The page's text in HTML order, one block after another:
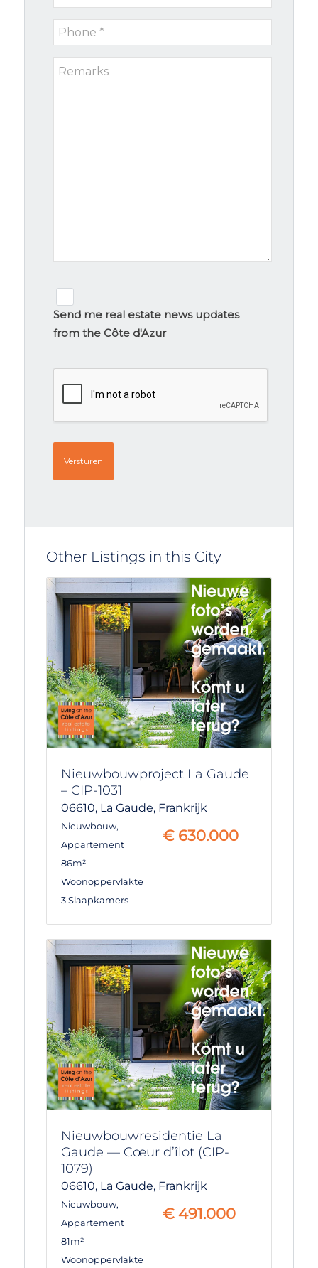
*
Phone
*
Remarks
signup
Send me real estate news updates
from the Côte d'Azur
Other Listings in this City
Nieuwbouwproject La Gaude
– CIP-1031
06610, La Gaude, Frankrijk
Nieuwbouw,
Appartement
86m²
Woonoppervlakte
3 Slaapkamers
€ 630.000
Nieuwbouwresidentie La
Gaude — Cœur d’îlot (CIP-
1079)
06610, La Gaude, Frankrijk
Nieuwbouw,
Appartement
81m²
Woonoppervlakte
€ 491.000